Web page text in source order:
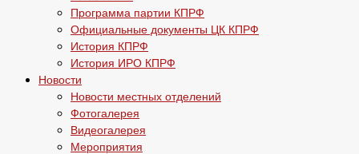
Программа партии КПРФ
Официальные документы ЦК КПРФ
История КПРФ
История ИРО КПРФ
Новости
Новости местных отделений
Фотогалерея
Видеогалерея
Мероприятия